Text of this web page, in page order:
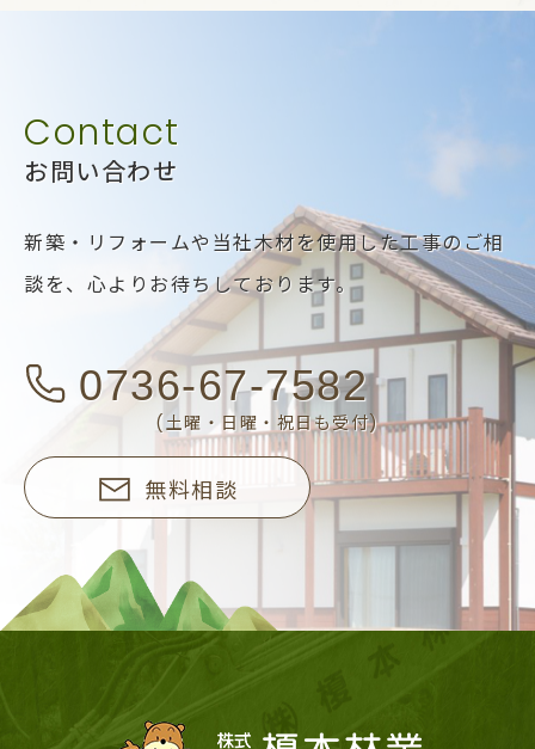
お問い合わせ
新築・リフォームや当社木材を使用した工事のご相
談を、 心よりお待ちしております。
0736-67-7582
(土曜・日曜・祝日も受付)
無料相談